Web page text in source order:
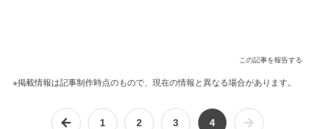
この記事を報告する
※掲載情報は記事制作時点のもので、現在の情報と異なる場合があります。
1 2 3 4